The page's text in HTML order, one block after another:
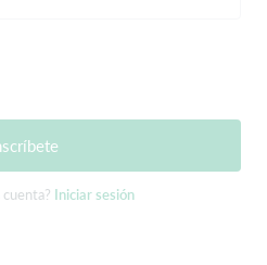
cuenta? Iniciar sesión